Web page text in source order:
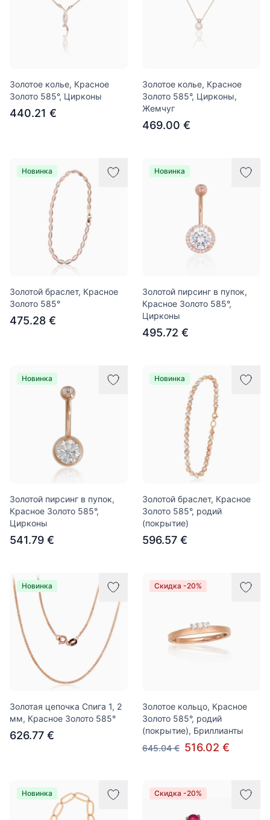
Золотое колье, Красное
Золото 585°, Цирконы
440.21 €
Золотое колье, Красное
Золото 585°, Цирконы,
Жемчуг
469.00 €
Новинка
Золотой браслет, Красное
Золото 585°
475.28 €
Новинка
Золотой пирсинг в пупок,
Красное Золото 585°,
Цирконы
495.72 €
Новинка
Золотой пирсинг в пупок,
Красное Золото 585°,
Цирконы
541.79 €
Новинка
Золотой браслет, Красное
Золото 585°, родий
(покрытие)
596.57 €
Новинка
Золотая цепочка Спига 1, 2
мм, Красное Золото 585°
626.77 €
Скидка -20%
Золотое кольцо, Красное
Золото 585°, родий
(покрытие), Бриллианты
645.04 € 516.02 €
Новинка Скидка -20%